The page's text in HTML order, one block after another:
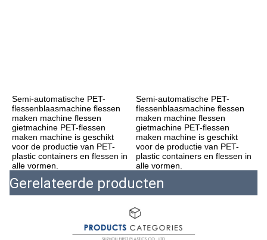
Semi-automatische PET-
flessenblaasmachine flessen
maken machine flessen
gietmachine PET-flessen
maken machine is geschikt
voor de productie van PET-
plastic containers en flessen in
alle vormen.
Semi-automatische PET-
flessenblaasmachine flessen
maken machine flessen
gietmachine PET-flessen
maken machine is geschikt
voor de productie van PET-
plastic containers en flessen in
alle vormen.
Gerelateerde producten